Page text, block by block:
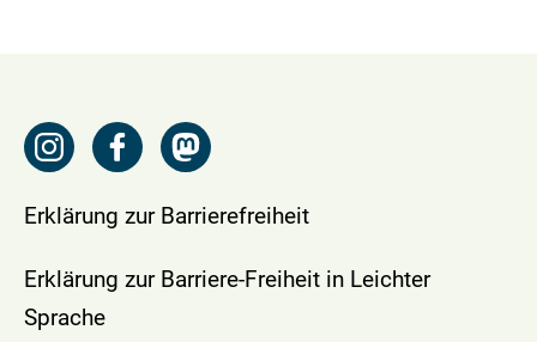
Erklärung zur Barrierefreiheit
Erklärung zur Barriere-Freiheit in Leichter
Sprache